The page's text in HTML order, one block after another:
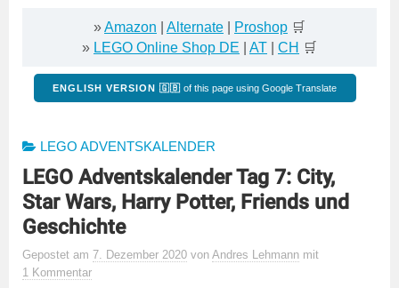
»Amazon Alternate Proshop 🛒
» LEGO Online Shop DE AT CH 🛒
ENGLISH VERSION 🇬🇧 of this page using Google Translate
LEGO ADVENTSKALENDER
LEGO Adventskalender Tag 7: City,
Star Wars, Harry Potter, Friends und
Geschichte
Gepostet am 7. Dezember 2020 von Andres Lehmann mit
1 Kommentar